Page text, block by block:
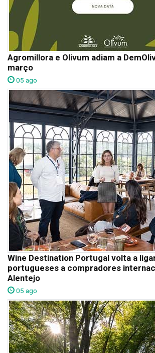
Agromillora e Olivum adiam a
março
05 ago
Wine Destination Portugal volta a
portugueses a compradores
Alentejo
05 ago